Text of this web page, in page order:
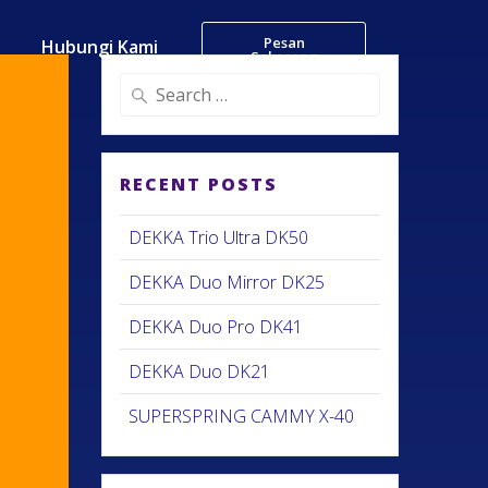
Hubungi Kami Pesan
Sekarang
RECENT POSTS
DEKKA Trio Ultra DK50
DEKKA Duo Mirror DK25
DEKKA Duo Pro DK41
DEKKA Duo DK21
SUPERSPRING CAMMY X-40